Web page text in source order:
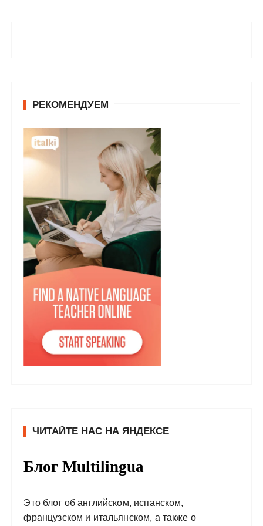
РЕКОМЕНДУЕМ
ЧИТАЙТЕ НАС НА ЯНДЕКСЕ
Блог Multilingua
Это блог об английском, испанском,
французском и итальянском, а также о